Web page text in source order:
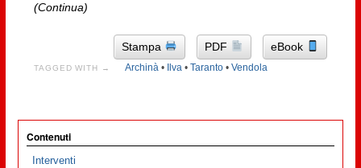
(Continua)
Stampa PDF eBook
TAGGED WITH → Archinà • Ilva •Taranto •Vendola
Contenuti
Interventi